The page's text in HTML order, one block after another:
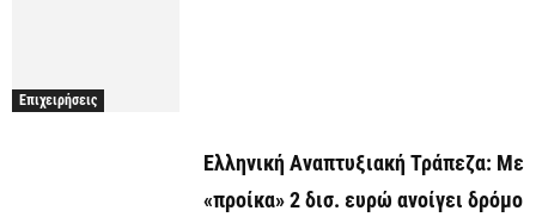
Επιχειρήσεις
Ελληνική Αναπτυξιακή Τράπεζα: Με
«προίκα» 2 δισ. ευρώ ανοίγει δρόμο